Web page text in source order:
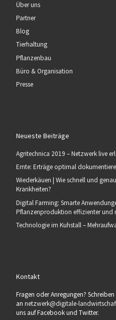
Über uns
Partner
Blog
Tierhaltung
Pflanzenbau
Büro & Organisation
Presse
Neueste Beiträge
Agritechnica 2019 – Netzwerk live
Ernte: Erträge optimal
Wiederkäuen | Wie schnell und
Krankheiten?
Digital Farming: Smarte
Pflanzenproduktion effizienter und
Technologie im Kuhstall –
Kontakt
Fragen oder Anregungen?
an netzwerk@digitale-
uns auf Facebook und Twitter.